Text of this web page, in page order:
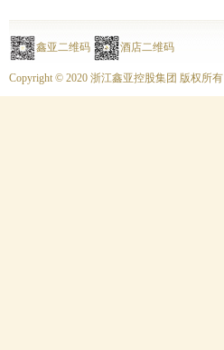
鑫亚二维码 酒店二维码
Copyright © 2020 浙江鑫亚控股集团 版权所有